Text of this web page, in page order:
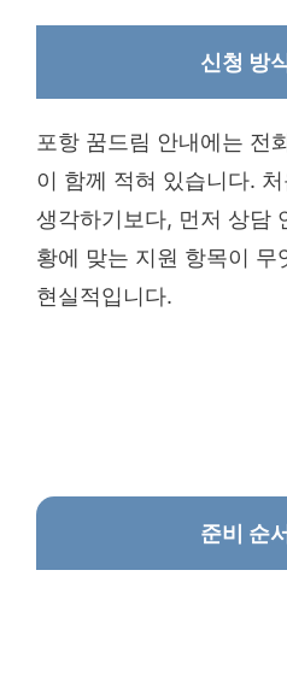
신청 방
포항 꿈드림 안내에는 전
이 함께 적혀 있습니다.
생각하기보다, 먼저 상담
황에 맞는 지원 항목이 무
현실적입니다.
준비 순